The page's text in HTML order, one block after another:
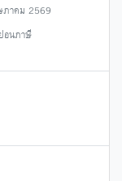
ภาคม 2569
อนภาษี